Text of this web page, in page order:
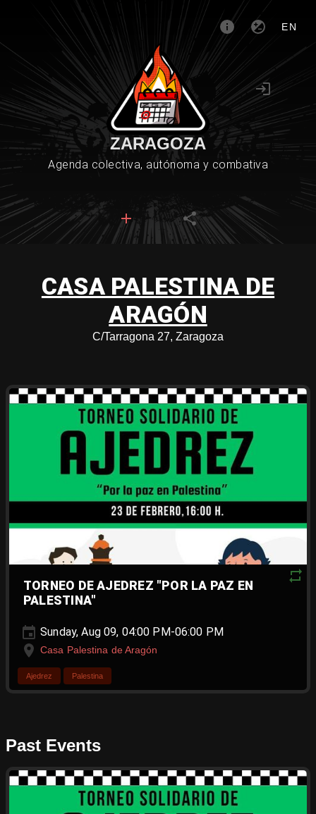
EN
ZARAGOZA
Agenda colectiva, autónoma y combativa
CASA PALESTINA DE
ARAGÓN
C/Tarragona 27, Zaragoza
TORNEO DE AJEDREZ "POR LA PAZ EN
PALESTINA"
Sunday, Aug 09, 04:00 PM-06:00 PM
Casa Palestina de Aragón
Ajedrez Palestina
Past Events